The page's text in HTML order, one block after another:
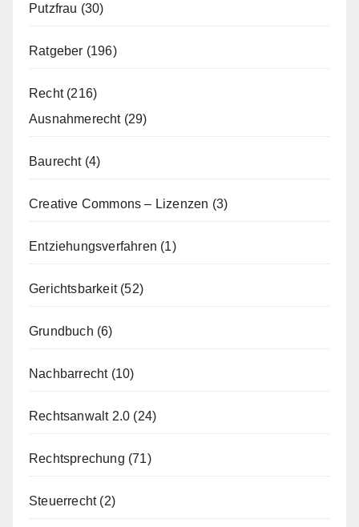
Putzfrau (30)
Ratgeber (196)
Recht(216)
Ausnahmerecht(29)
Baurecht(4)
Creative Commons – Lizenzen (3)
Entziehungsverfahren (1)
Gerichtsbarkeit(52)
Grundbuch (6)
Nachbarrecht(10)
Rechtsanwalt 2.0 (24)
Rechtsprechung (71)
Steuerrecht(2)